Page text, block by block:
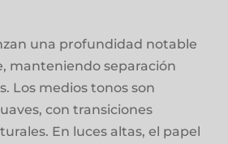
una profundidad notable
manteniendo separación
Los medios tonos son
con transiciones
En luces altas, el papel